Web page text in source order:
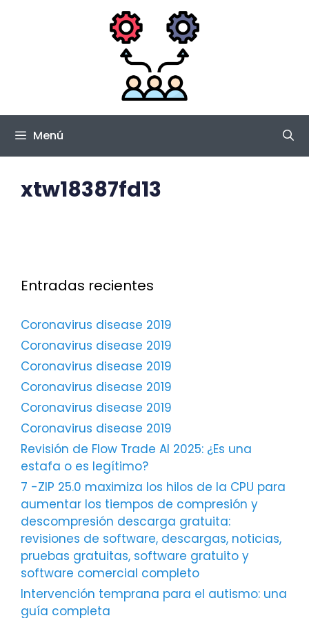
Menú
xtw18387fd13
Entradas recientes
Coronavirus disease 2019
Coronavirus disease 2019
Coronavirus disease 2019
Coronavirus disease 2019
Coronavirus disease 2019
Coronavirus disease 2019
Revisión de Flow Trade AI 2025: ¿Es una
estafa o es legítimo?
7 -ZIP 25.0 maximiza los hilos de la CPU para
aumentar los tiempos de compresión y
descompresión descarga gratuita:
revisiones de software, descargas, noticias,
pruebas gratuitas, software gratuito y
software comercial completo
Intervención temprana para el autismo: una
guía completa